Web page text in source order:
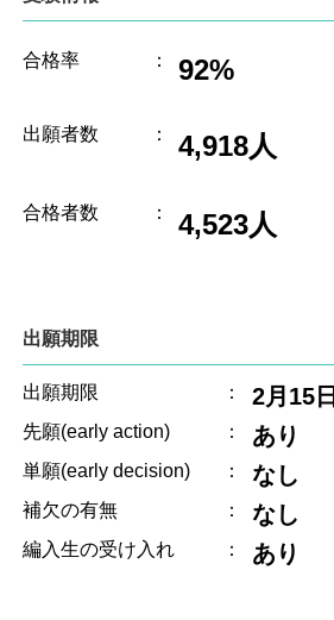
合格率 ： 92%
出願者数 ： 4,918人
合格者数 ： 4,523人
出願期限
出願期限 ： 2月15日
先願(early action) ： あり
単願(early decision) ： なし
補欠の有無 ： なし
編入生の受け入れ ： あり